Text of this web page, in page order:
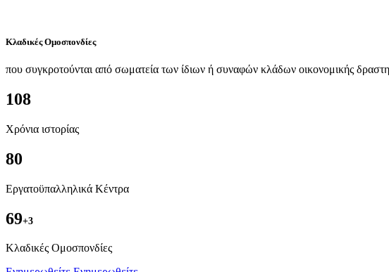
Κλαδικές Ομοσπονδίες
που συγκροτούνται από σωματεία των ίδιων ή συναφών κλάδων οικονομικής
108
Χρόνια ιστορίας
80
Εργατοϋπαλληλικά Κέντρα
69+3
Kλαδικές Ομοσπονδίες